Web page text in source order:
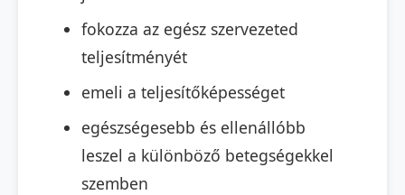
fokozza az egész szervezeted
teljesítményét
emeli a teljesítőképességet
egészségesebb és ellenállóbb
leszel a különböző betegségekkel
szemben